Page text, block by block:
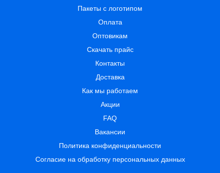
Пакеты с логотипом
Оплата
Оптовикам
Скачать прайс
Контакты
Доставка
Как мы работаем
Акции
FAQ
Вакансии
Политика конфиденциальности
Согласие на обработку персональных данных